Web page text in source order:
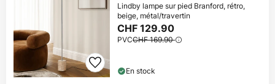
Lindby lampe sur pied Branford, rétro,
beige, métal/travertin
CHF 129.90
PVCCHF 169.90
En stock